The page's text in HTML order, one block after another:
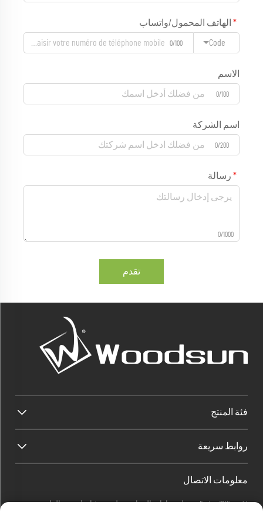
الهاتف المحمول/واتساب
Code
0/100
الاسم
0/100
اسم الشركة
0/200
رسالة
0/1000
تقدم
فئة المنتج
روابط سريعة
معلومات الاتصال
Factory/Office add : منطقة داوانغ الصناعية، بلدة هيشان (جنوب الطريق